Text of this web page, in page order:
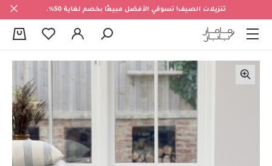
تنزيلات الصيف! تسوقي الأفضل مبيعًا بخصم لغاية 50%.